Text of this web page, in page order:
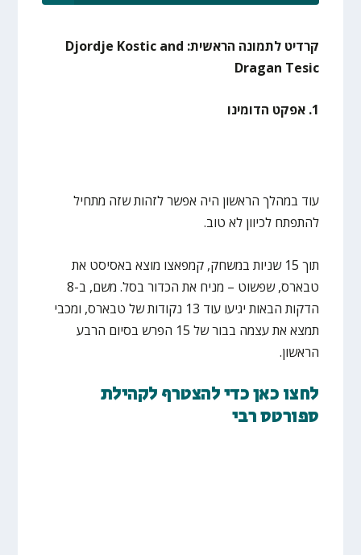
קרדיט לתמונה הראשית: Djordje Kostic and
Dragan Tesic
1. אפקט הדומינו
עוד במהלך הראשון היה אפשר לזהות שזה מתחיל
להתפתח לכיוון לא טוב.
תוך 15 שניות במשחק, קמפאצו מוצא באסיסט את
טבארס, שפשוט – מניח את הכדור בסל. משם, ב-8
הדקות הבאות יגיעו עוד 13 נקודות של טבארס, ומכבי
תמצא את עצמה בבור של 15 הפרש בסיום הרבע
הראשון.
לחצו כאן כדי להצטרף לקהילת
ספורטס רבי